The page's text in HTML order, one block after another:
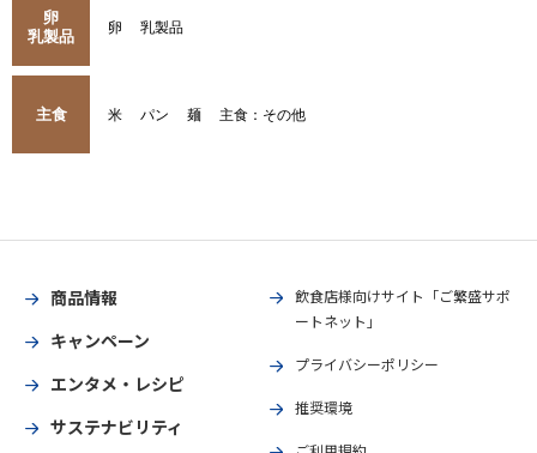
卵
乳製品
卵 乳製品
主食 米 パン 麺 主食：その他
商品情報
キャンペーン
エンタメ・レシピ
サステナビリティ
飲食店様向けサイト「ご繁盛サポ
ートネット」
プライバシーポリシー
推奨環境